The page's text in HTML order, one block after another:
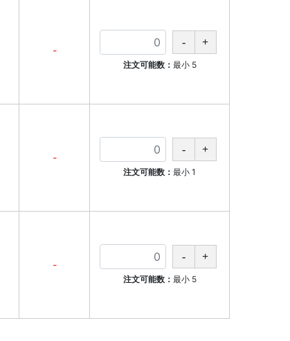
-
注文可能数： 最小 5
-
注文可能数： 最小 1
-
注文可能数： 最小 5